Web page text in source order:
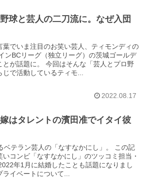
球と芸人の二刀流に。なぜ入団
葉でいま注目のお笑い芸人、ティモンディの
ンBCリーグ（独立リーグ）の茨城ゴールデ
とが話題に。 今回はそんな「芸人とプロ野
で活動しているティモ...
2022.08.17
はタレントの濱田准でイタイ彼
ベテラン芸人の「なすなかにし」。 この記
コンビ「なすなかにし」のツッコミ担当・
年1月に結婚したことも話題になりまし
イベートについて...